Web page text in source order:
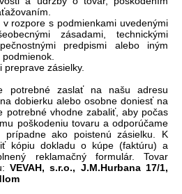
rozpore s podmienkami uvedenými
zásadami, technickými
predpismi alebo iným
zásielky.
potrebné zaslať na našu adresu
dobierku alebo osobne doniesť na
potrebné vhodne zabaliť, aby počas
poškodeniu tovaru a odporúčame
prípadne ako poistenú zásielku. K
kópiu dokladu o kúpe (faktúru) a
reklamačný formulár. Tovar
VEVAH, s.r.o., J.M.Hurbana 17/1,